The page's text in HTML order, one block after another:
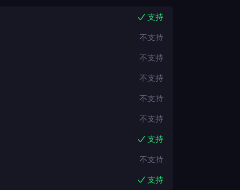
支持
不支持
不支持
不支持
不支持
不支持
支持
不支持
支持